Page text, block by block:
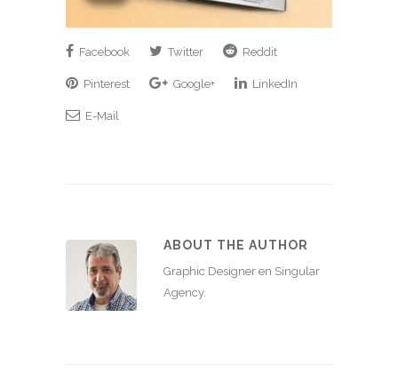
Facebook Twitter Reddit
Pinterest Google+ LinkedIn
E-Mail
ABOUT THE AUTHOR
Graphic Designer en Singular
Agency.